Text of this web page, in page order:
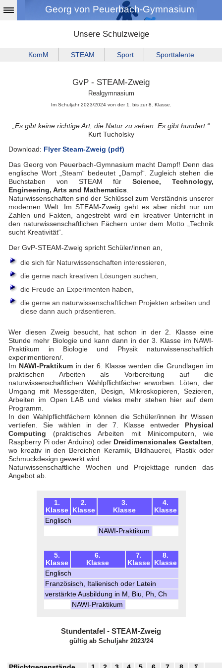
Georg von Peuerbach-Gymnasium
Unsere Schulzweige
KomM STEAM Sport Sporttalente
GvP - STEAM-Zweig
Realgymnasium
Im Schuljahr 2023/2024 von der 1. bis zur 8. Klasse.
„Es gibt keine richtige Art, die Natur zu sehen. Es gibt hundert.“
Kurt Tucholsky
Download: Flyer Steam-Zweig (pdf)
Das Georg von Peuerbach-Gymnasium macht Dampf! Denn das
englische Wort „Steam“ bedeutet „Dampf“. Zugleich stehen die
Buchstaben von STEAM fürScience, Technology,
Engineering, Arts and Mathematics.
Naturwissenschaften sind der Schlüssel zum Verständnis unserer
modernen Welt. Im STEAM-Zweig geht es aber nicht nur um
Zahlen und Fakten, angestrebt wird ein kreativer Unterricht in
den naturwissenschaftlichen Fächern unter dem Motto „Technik
sucht Kreativität“.
Der GvP-STEAM-Zweig spricht Schüler/innen an,
die sich für Naturwissenschaften interessieren,
die gerne nach kreativen Lösungen suchen,
die Freude an Experimenten haben,
die gerne an naturwissenschaftlichen Projekten arbeiten und
diese dann auch präsentieren.
Wer diesen Zweig besucht, hat schon in der 2. Klasse eine
Stunde mehr Biologie und kann dann in der 3. Klasse im NAWI-
Praktikum in Biologie und Physik naturwissenschaftlich
experimentieren/.
Im NAWI-Praktikum in der 6. Klasse werden die Grundlagen im
praktischen Arbeiten als Vorbereitung auf die
naturwissenschaftlichen Wahlpflichtfächer erworben. Löten, der
Umgang mit Messgeräten, Design, Mikroskopieren, Sezieren,
Arbeiten im Open LAB und vieles mehr stehen hier auf dem
Programm.
In den Wahlpflichtfächern können die Schüler/innen ihr Wissen
vertiefen. Sie wählen in der 7. Klasse entweder
Physical
Computing (praktisches Arbeiten mit Minicomputern, wie
Raspberry Pi oder Arduino) oder Dreidimensionales Gestalten
wo kreativ in den Bereichen Keramik, Bildhauerei, Plastik oder
Schmuckdesign gewerkt wird.
Naturwissenschaftliche Wochen und Projekttage runden das
Angebot ab.
1.
Klasse
2.
Klasse
3.
Klasse
4.
Klasse
Englisch
NAWI-Praktikum
5.
Klasse
6.
Klasse
7.
Klasse
8.
Klasse
Englisch
Französisch, Italienisch oder Latein
verstärkte Ausbildung in M, Biu, Ph, Ch
NAWI-Praktikum
Stundentafel - STEAM-Zweig
gültig ab Schuljahr 2023/24